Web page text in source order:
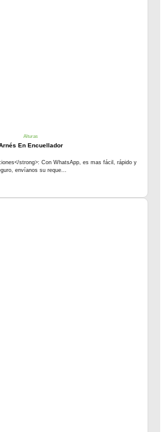
Alturas
En Encuellador
strong>: Con WhatsApp, es mas fácil, rápido y
envíanos su reque...